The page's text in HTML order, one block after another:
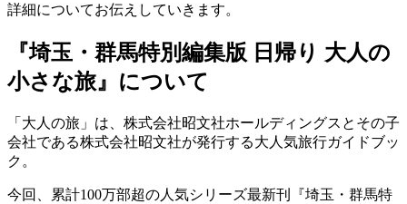
詳細についてお伝えしていきます。
『埼玉・群馬特別編集版 日帰り 大人の
小さな旅』について
「大人の旅」は、株式会社昭文社ホールディングスとその子
会社である株式会社昭文社が発行する大人気旅行ガイドブッ
ク。
今回、累計100万部超の人気シリーズ最新刊『埼玉・群馬特